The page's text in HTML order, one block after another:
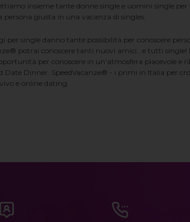
insieme tante donne single e uomini single
persona giusta in una vacanza di singles.
per single danno tante possibilità per conoscere
potrai conoscere tanti nuovi amici...e tutti
per conoscere in un'atmosfera piacevole e
Date Dinner. SpeedVacanze® - i primi in Italia per
e online dating.